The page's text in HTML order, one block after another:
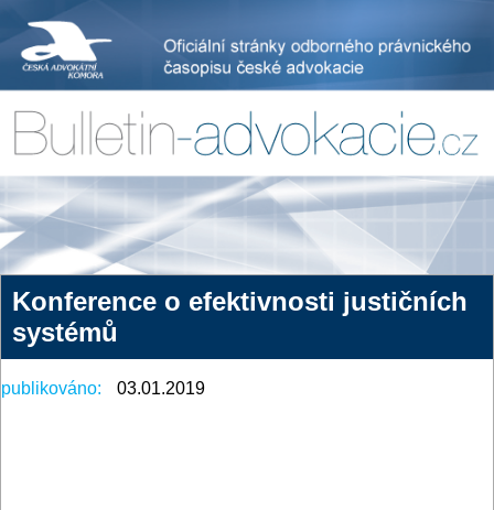
Konference o efektivnosti justičních
systémů
publikováno: 03.01.2019